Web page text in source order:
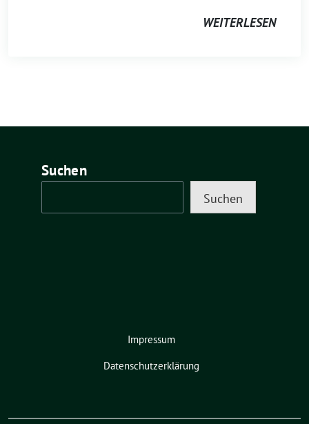
WEITERLESEN
Suchen
Suchen
Impressum
Datenschutzerklärung